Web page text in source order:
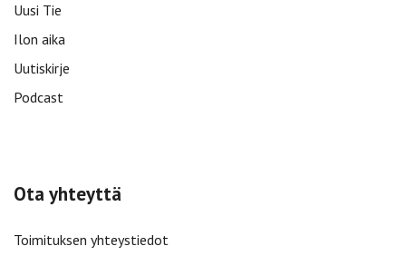
Uusi Tie
Ilon aika
Uutiskirje
Podcast
Ota yhteyttä
Toimituksen yhteystiedot